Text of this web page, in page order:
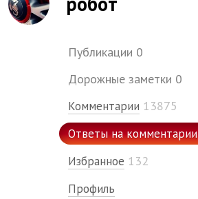
Публикации 0
Дорожные заметки 0
Комментарии 13875
Ответы на комментарии
Избранное 132
Профиль